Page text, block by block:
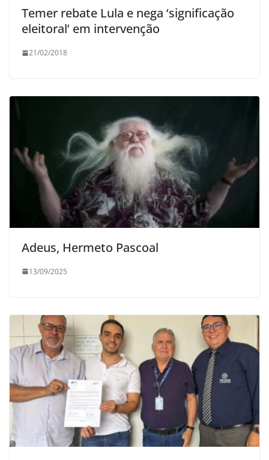
Temer rebate Lula e nega ‘significação
eleitoral’ em intervenção
21/02/2018
Adeus, Hermeto Pascoal
13/09/2025